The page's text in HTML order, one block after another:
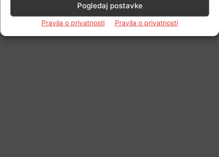
Pogledaj postavke
Pravila o privatnosti Pravila o privatnosti